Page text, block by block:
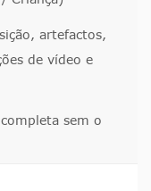
artefactos,
de vídeo e
sem o